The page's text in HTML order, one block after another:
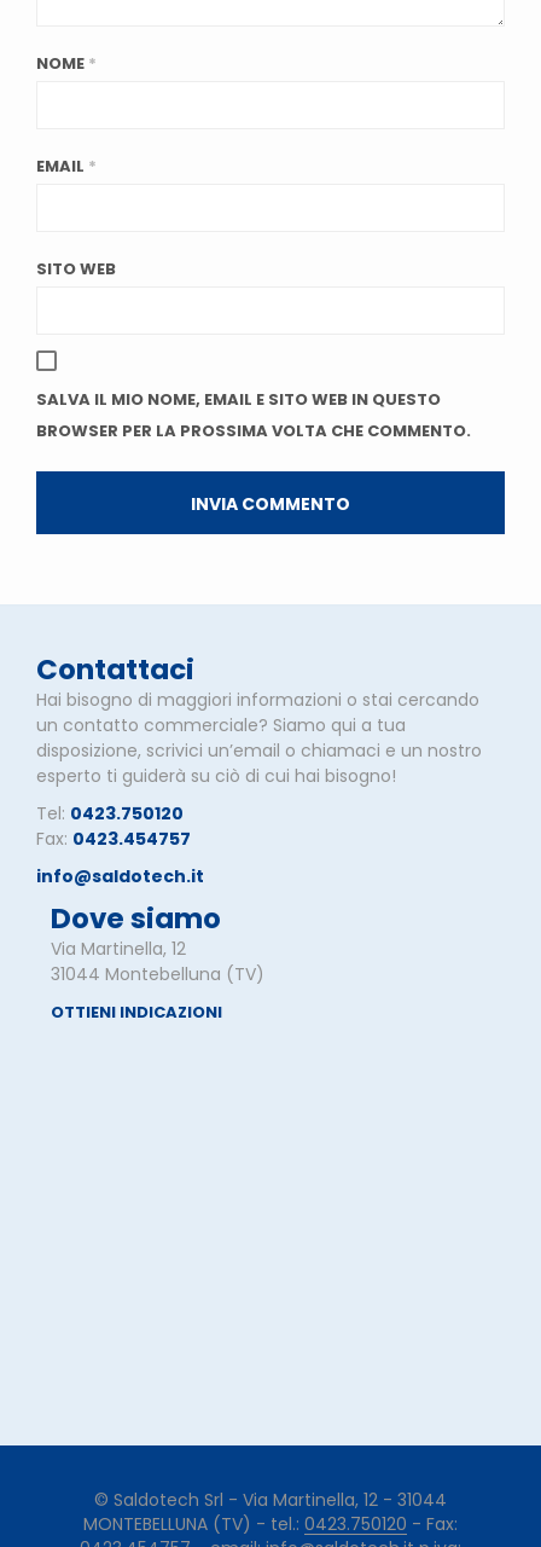
NOME *
EMAIL *
SITO WEB
SALVA IL MIO NOME, EMAIL E SITO WEB IN QUESTO
BROWSER PER LA PROSSIMA VOLTA CHE COMMENTO.
Contattaci
Hai bisogno di maggiori informazioni o stai cercando
un contatto commerciale? Siamo qui a tua
disposizione, scrivici un’email o chiamaci e un nostro
esperto ti guiderà su ciò di cui hai bisogno!
Tel: 0423.750120
Fax: 0423.454757
info@saldotech.it
Dove siamo
Via Martinella, 12
31044 Montebelluna (TV)
OTTIENI INDICAZIONI
© Saldotech Srl - Via Martinella, 12 - 31044
MONTEBELLUNA (TV) - tel.: 0423.750120 - Fax: